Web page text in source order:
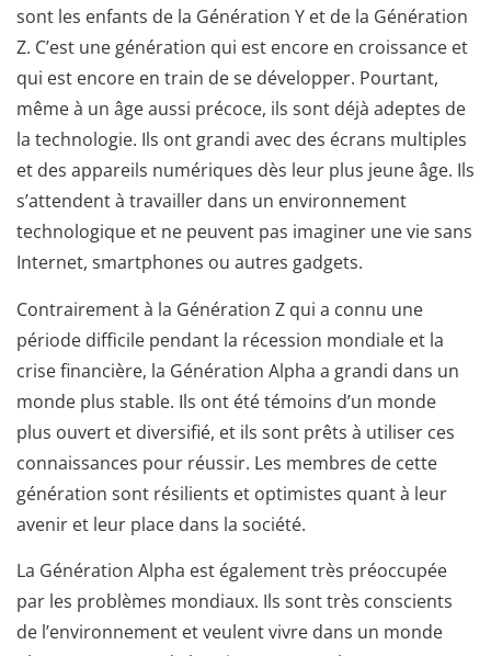
sont les enfants de la Génération Y et de la Génération
Z. C’est une génération qui est encore en croissance et
qui est encore en train de se développer. Pourtant,
même à un âge aussi précoce, ils sont déjà adeptes de
la technologie. Ils ont grandi avec des écrans multiples
et des appareils numériques dès leur plus jeune âge. Ils
s’attendent à travailler dans un environnement
technologique et ne peuvent pas imaginer une vie sans
Internet, smartphones ou autres gadgets.
Contrairement à la Génération Z qui a connu une
période difficile pendant la récession mondiale et la
crise financière, la Génération Alpha a grandi dans un
monde plus stable. Ils ont été témoins d’un monde
plus ouvert et diversifié, et ils sont prêts à utiliser ces
connaissances pour réussir. Les membres de cette
génération sont résilients et optimistes quant à leur
avenir et leur place dans la société.
La Génération Alpha est également très préoccupée
par les problèmes mondiaux. Ils sont très conscients
de l’environnement et veulent vivre dans un monde